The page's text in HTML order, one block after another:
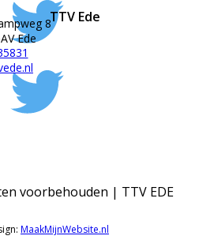
TTV Ede
8
Ede
voorbehouden | TTV EDE
MaakMijnWebsite.nl